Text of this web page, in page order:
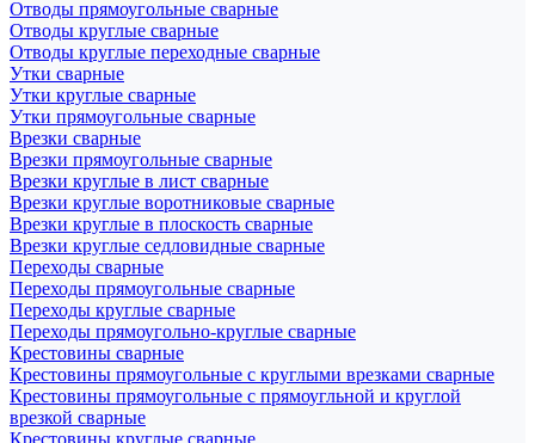
Отводы прямоугольные сварные
Отводы круглые сварные
Отводы круглые переходные сварные
Утки сварные
Утки круглые сварные
Утки прямоугольные сварные
Врезки сварные
Врезки прямоугольные сварные
Врезки круглые в лист сварные
Врезки круглые воротниковые сварные
Врезки круглые в плоскость сварные
Врезки круглые седловидные сварные
Переходы сварные
Переходы прямоугольные сварные
Переходы круглые сварные
Переходы прямоугольно-круглые сварные
Крестовины сварные
Крестовины прямоугольные с круглыми врезками сварные
Крестовины прямоугольные с прямоугльной и круглой
врезкой сварные
Крестовины круглые сварные